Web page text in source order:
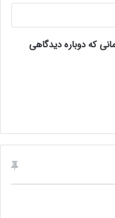
که دوباره دیدگاهی